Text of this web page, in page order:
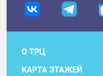
О ТРЦ
КАРТА ЭТАЖЕЙ